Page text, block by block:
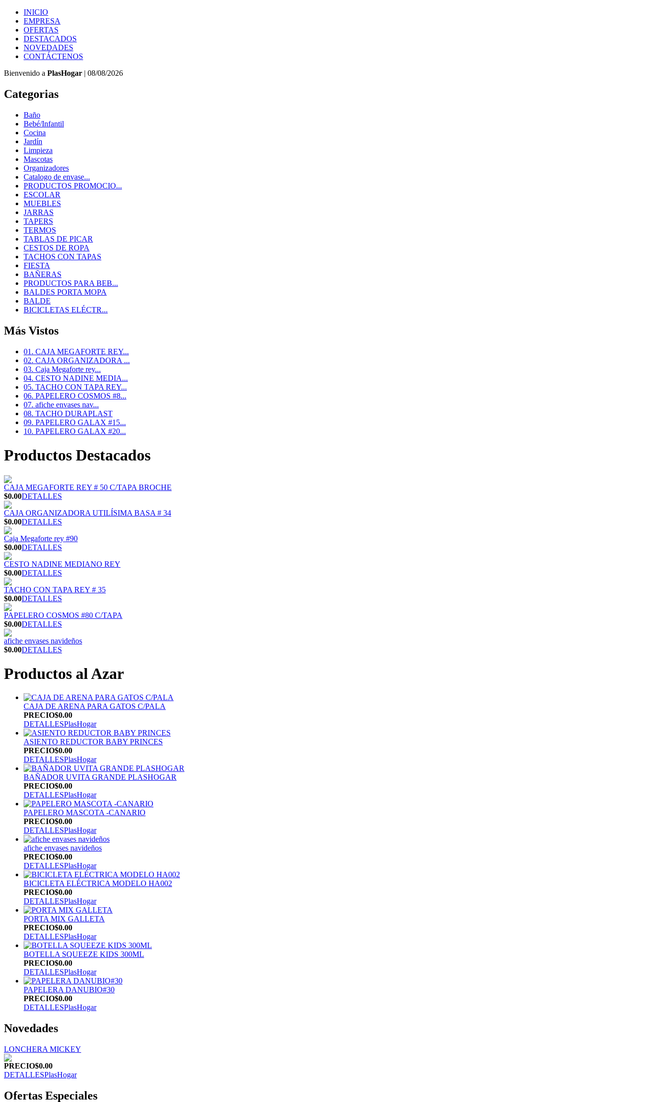
INICIO
EMPRESA
OFERTAS
DESTACADOS
NOVEDADES
CONTÁCTENOS
Bienvenido a PlasHogar | 08/08/2026
Categorias
Baño
Bebé/Infantil
Cocina
Jardín
Limpieza
Mascotas
Organizadores
Catalogo de envase...
PRODUCTOS PROMOCIO...
ESCOLAR
MUEBLES
JARRAS
TAPERS
TERMOS
TABLAS DE PICAR
CESTOS DE ROPA
TACHOS CON TAPAS
FIESTA
BAÑERAS
PRODUCTOS PARA BEB...
BALDES PORTA MOPA
BALDE
BICICLETAS ELÉCTR...
Más Vistos
01. CAJA MEGAFORTE REY...
02. CAJA ORGANIZADORA ...
03. Caja Megaforte rey...
04. CESTO NADINE MEDIA...
05. TACHO CON TAPA REY...
06. PAPELERO COSMOS #8...
07. afiche envases nav...
08. TACHO DURAPLAST
09. PAPELERO GALAX #15...
10. PAPELERO GALAX #20...
Productos Destacados
CAJA MEGAFORTE REY # 50 C/TAPA BROCHE
$0.00DETALLES
CAJA ORGANIZADORA UTILÍSIMA BASA # 34
$0.00DETALLES
Caja Megaforte rey #90
$0.00DETALLES
CESTO NADINE MEDIANO REY
$0.00DETALLES
TACHO CON TAPA REY # 35
$0.00DETALLES
PAPELERO COSMOS #80 C/TAPA
$0.00DETALLES
afiche envases navideños
$0.00DETALLES
Productos al Azar
CAJA DE ARENA PARA GATOS C/PALA
PRECIO$0.00
DETALLESPlasHogar
ASIENTO REDUCTOR BABY PRINCES
PRECIO$0.00
DETALLESPlasHogar
BAÑADOR UVITA GRANDE PLASHOGAR
PRECIO$0.00
DETALLESPlasHogar
PAPELERO MASCOTA -CANARIO
PRECIO$0.00
DETALLESPlasHogar
afiche envases navideños
PRECIO$0.00
DETALLESPlasHogar
BICICLETA ELÉCTRICA MODELO HA002
PRECIO$0.00
DETALLESPlasHogar
PORTA MIX GALLETA
PRECIO$0.00
DETALLESPlasHogar
BOTELLA SQUEEZE KIDS 300ML
PRECIO$0.00
DETALLESPlasHogar
PAPELERA DANUBIO#30
PRECIO$0.00
DETALLESPlasHogar
Novedades
LONCHERA MICKEY
PRECIO$0.00
DETALLESPlasHogar
Ofertas Especiales